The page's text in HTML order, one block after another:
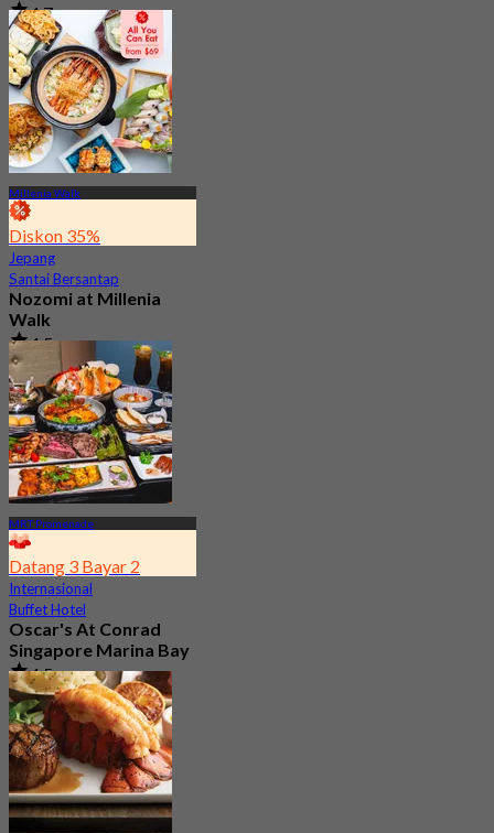
4.7
3K telah dipesan
DariS$ 73
Millenia Walk
Diskon 35%
Jepang
Santai Bersantap
Nozomi at Millenia
Walk
4.5
3.1K telah dipesan
DariS$ 37.5
MRT Promenade
Datang 3 Bayar 2
Internasional
Buffet Hotel
Oscar's At Conrad
Singapore Marina Bay
4.5
3.2K telah dipesan
DariS$ 54.35